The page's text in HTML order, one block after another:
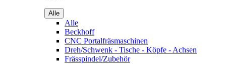
Alle
Alle
Beckhoff
CNC Portalfräsmaschinen
Dreh/Schwenk - Tische - Köpfe - Achsen
Frässpindel/Zubehör